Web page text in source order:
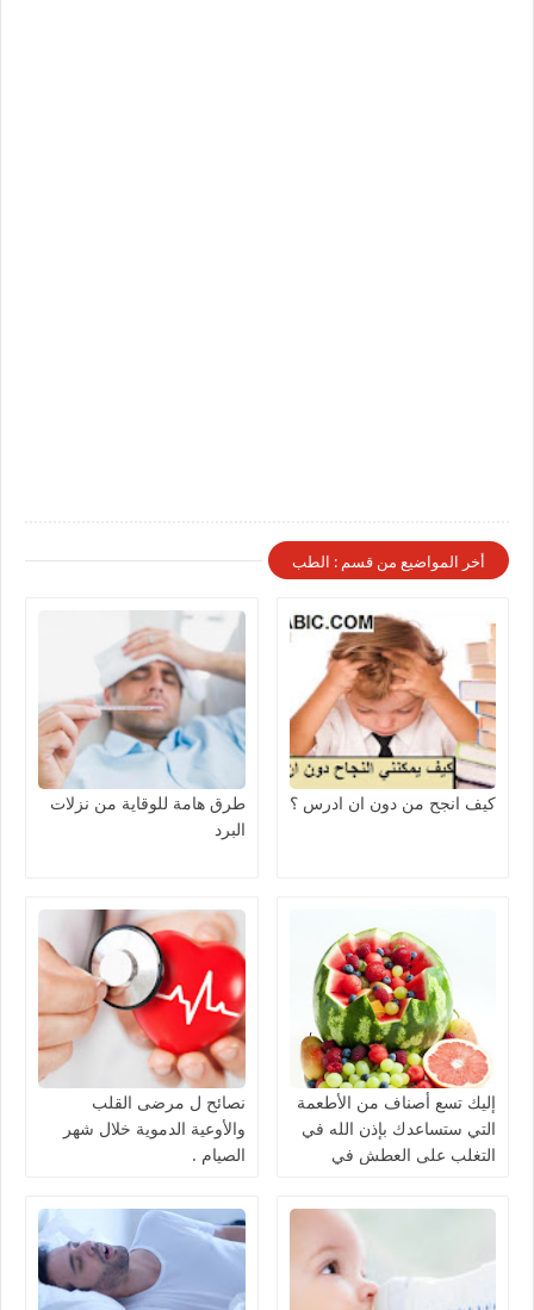
أخر المواضيع من قسم : الطب
كيف انجح من دون ان ادرس ؟
طرق هامة للوقاية من نزلات
البرد
إليك تسع أصناف من الأطعمة
التي ستساعدك بإذن الله في
التغلب على العطش في
نصائح ل مرضى القلب
والأوعية الدموية خلال شهر
الصيام .